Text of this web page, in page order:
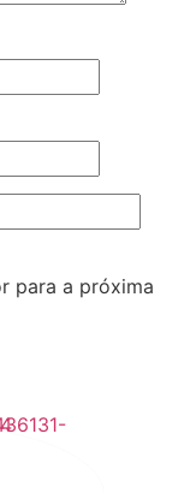
para a próxima